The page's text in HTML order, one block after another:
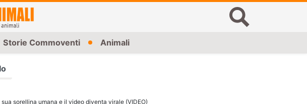
Storie Commoventi Animali
sorellina umana e il video diventa virale (VIDEO)